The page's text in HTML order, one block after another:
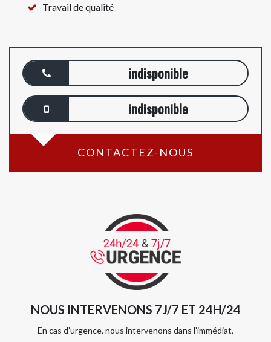
Travail de qualité
indisponible
indisponible
CONTACTEZ-NOUS
NOUS INTERVENONS 7J/7 ET 24H/24
En cas d’urgence, nous intervenons dans l’immédiat,